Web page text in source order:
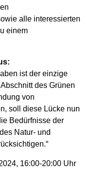
alle interessierten
einem
ist der einzige
des Grünen
von
soll diese Lücke nun
Bedürfnisse der
Natur- und
16:00-20:00 Uhr